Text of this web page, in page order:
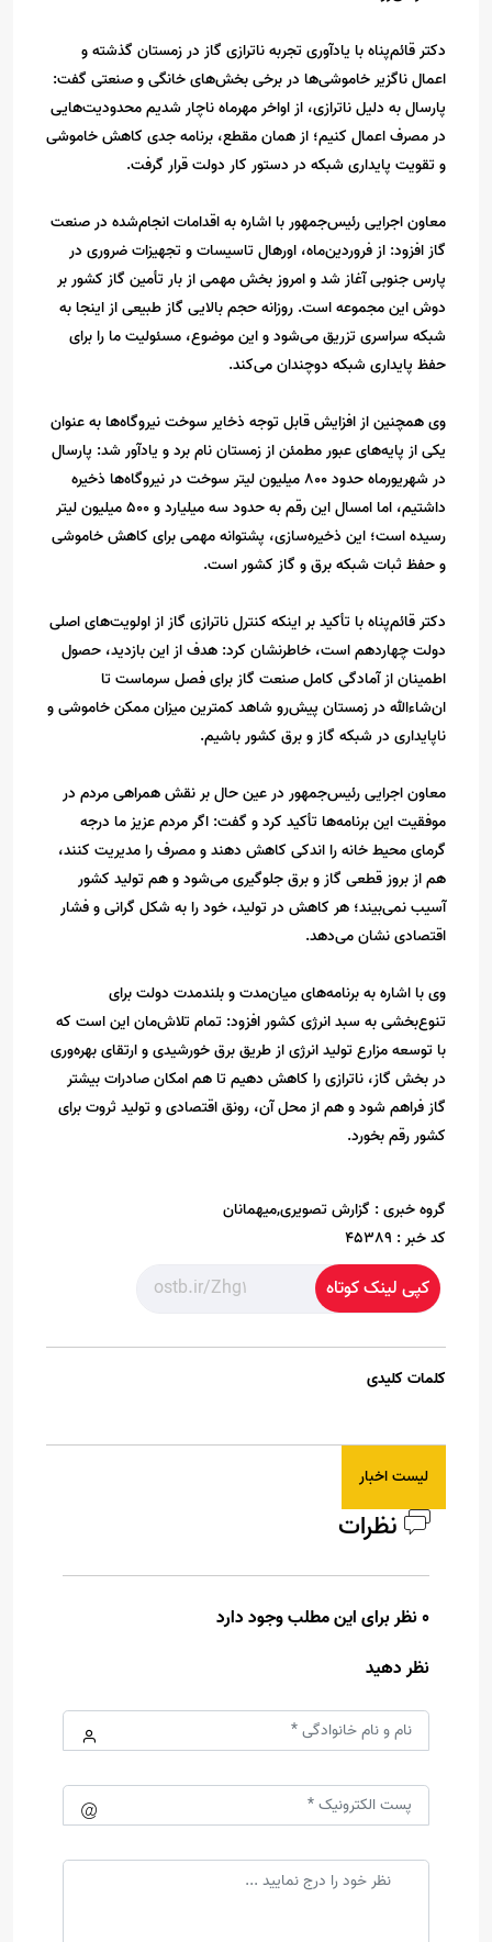
دکتر قائم‌پناه با یادآوری تجربه ناترازی گاز در زمستان گذشته و
اعمال ناگزیر خاموشی‌ها در برخی بخش‌های خانگی و صنعتی گفت:
پارسال به دلیل ناترازی، از اواخر مهرماه ناچار شدیم محدودیت‌هایی
در مصرف اعمال کنیم؛ از همان مقطع، برنامه جدی کاهش خاموشی
و تقویت پایداری شبکه در دستور کار دولت قرار گرفت.
معاون اجرایی رئیس‌جمهور با اشاره به اقدامات انجام‌شده در صنعت
گاز افزود: از فروردین‌ماه، اورهال تاسیسات و تجهیزات ضروری در
پارس جنوبی آغاز شد و امروز بخش مهمی از بار تأمین گاز کشور بر
دوش این مجموعه است. روزانه حجم بالایی گاز طبیعی از اینجا به
شبکه سراسری تزریق می‌شود و این موضوع، مسئولیت ما را برای
حفظ پایداری شبکه دوچندان می‌کند.
وی همچنین از افزایش قابل توجه ذخایر سوخت نیروگاه‌ها به عنوان
یکی از پایه‌های عبور مطمئن از زمستان نام برد و یادآور شد: پارسال
در شهریورماه حدود ۸۰۰ میلیون لیتر سوخت در نیروگاه‌ها ذخیره
داشتیم، اما امسال این رقم به حدود سه میلیارد و ۵۰۰ میلیون لیتر
رسیده است؛ این ذخیره‌سازی، پشتوانه مهمی برای کاهش خاموشی
و حفظ ثبات شبکه برق و گاز کشور است.
دکتر قائم‌پناه با تأکید بر اینکه کنترل ناترازی گاز از اولویت‌های اصلی
دولت چهاردهم است، خاطرنشان کرد: هدف از این بازدید، حصول
اطمینان از آمادگی کامل صنعت گاز برای فصل سرماست تا
ان‌شاءالله در زمستان پیش‌رو شاهد کمترین میزان ممکن خاموشی و
ناپایداری در شبکه گاز و برق کشور باشیم.
معاون اجرایی رئیس‌جمهور در عین حال بر نقش همراهی مردم در
موفقیت این برنامه‌ها تأکید کرد و گفت: اگر مردم عزیز ما درجه
گرمای محیط خانه را اندکی کاهش دهند و مصرف را مدیریت کنند،
هم از بروز قطعی گاز و برق جلوگیری می‌شود و هم تولید کشور
آسیب نمی‌بیند؛ هر کاهش در تولید، خود را به شکل گرانی و فشار
اقتصادی نشان می‌دهد.
وی با اشاره به برنامه‌های میان‌مدت و بلندمدت دولت برای
تنوع‌بخشی به سبد انرژی کشور افزود: تمام تلاش‌مان این است که
با توسعه مزارع تولید انرژی از طریق برق خورشیدی و ارتقای بهره‌وری
در بخش گاز، ناترازی را کاهش دهیم تا هم امکان صادرات بیشتر
گاز فراهم شود و هم از محل آن، رونق اقتصادی و تولید ثروت برای
کشور رقم بخورد.
گروه خبری : گزارش تصویری,میهمانان
کد خبر : 45389
کپی لینک کوتاه
کلمات کلیدی
لیست اخبار
نظرات
0 نظر برای این مطلب وجود دارد
نظر دهید